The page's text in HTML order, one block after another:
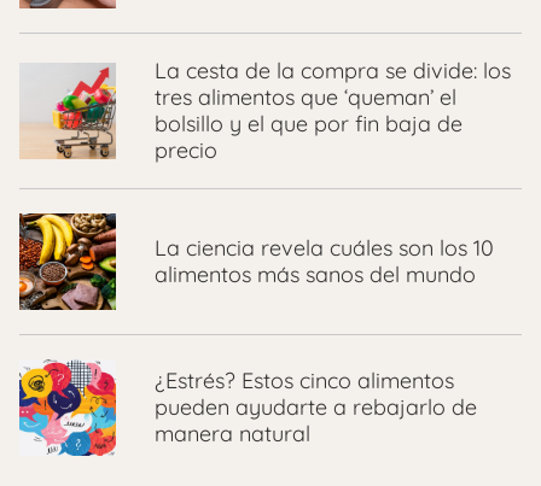
La cesta de la compra se divide: los
tres alimentos que ‘queman’ el
bolsillo y el que por fin baja de
precio
La ciencia revela cuáles son los 10
alimentos más sanos del mundo
¿Estrés? Estos cinco alimentos
pueden ayudarte a rebajarlo de
manera natural